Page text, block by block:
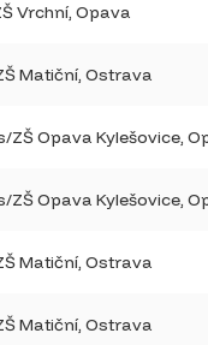
Vrchní, Opava
Matiční, Ostrava
ZŠ Opava Kylešovice,
ZŠ Opava Kylešovice,
Matiční, Ostrava
Matiční, Ostrava